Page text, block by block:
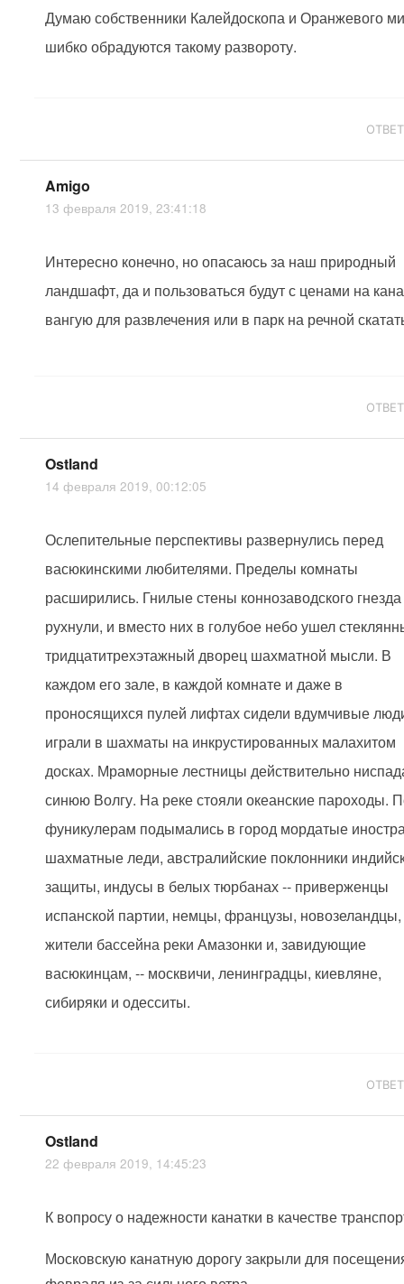
Думаю собственники Калейдоскопа и Оранжевого
шибко обрадуются такому развороту.
Amigo
13 февраля 2019, 23:41:18
Интересно конечно, но опасаюсь за наш природный
ландшафт, да и пользоваться будут с ценами на
вангую для развлечения или в парк на речной
Ostland
14 февраля 2019, 00:12:05
Ослепительные перспективы развернулись перед
васюкинскими любителями. Пределы комнаты
расширились. Гнилые стены коннозаводского гнезда
рухнули, и вместо них в голубое небо ушел
тридцатитрехэтажный дворец шахматной мысли. В
каждом его зале, в каждой комнате и даже в
проносящихся пулей лифтах сидели вдумчивые
играли в шахматы на инкрустированных малахитом
досках. Мраморные лестницы действительно
синюю Волгу. На реке стояли океанские пароходы.
фуникулерам подымались в город мордатые
шахматные леди, австралийские поклонники
защиты, индусы в белых тюрбанах -- приверженцы
испанской партии, немцы, французы, новозеландцы,
жители бассейна реки Амазонки и, завидующие
васюкинцам, -- москвичи, ленинградцы, киевляне,
сибиряки и одесситы.
Ostland
22 февраля 2019, 14:45:23
К вопросу о надежности канатки в качестве
Московскую канатную дорогу закрыли для